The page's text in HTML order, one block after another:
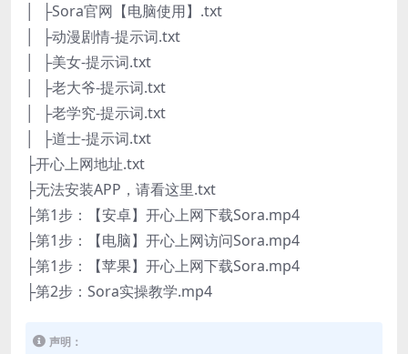
│ ├Sora官网【电脑使用】.txt
│ ├动漫剧情-提示词.txt
│ ├美女-提示词.txt
│ ├老大爷-提示词.txt
│ ├老学究-提示词.txt
│ ├道士-提示词.txt
├开心上网地址.txt
├无法安装APP，请看这里.txt
├第1步：【安卓】开心上网下载Sora.mp4
├第1步：【电脑】开心上网访问Sora.mp4
├第1步：【苹果】开心上网下载Sora.mp4
├第2步：Sora实操教学.mp4
声明：